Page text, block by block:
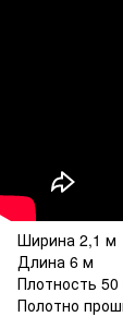
Ширина 2,1 м
Длина 6 м
Плотность 50
Полотно